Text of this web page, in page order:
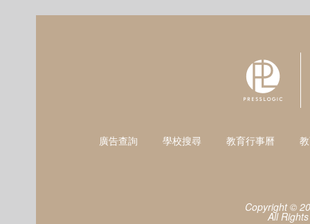
廣告查詢 學校搜尋 教育行事曆
Copyright ©
All